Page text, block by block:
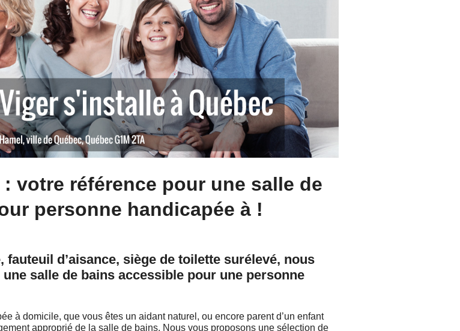
votre référence pour une salle de
personne handicapée à !
fauteuil d’aisance, siège de toilette surélevé, nous
salle de bains accessible pour une personne
à domicile, que vous êtes un aidant naturel, ou encore parent d’un enfant
approprié de la salle de bains. Nous vous proposons une sélection de